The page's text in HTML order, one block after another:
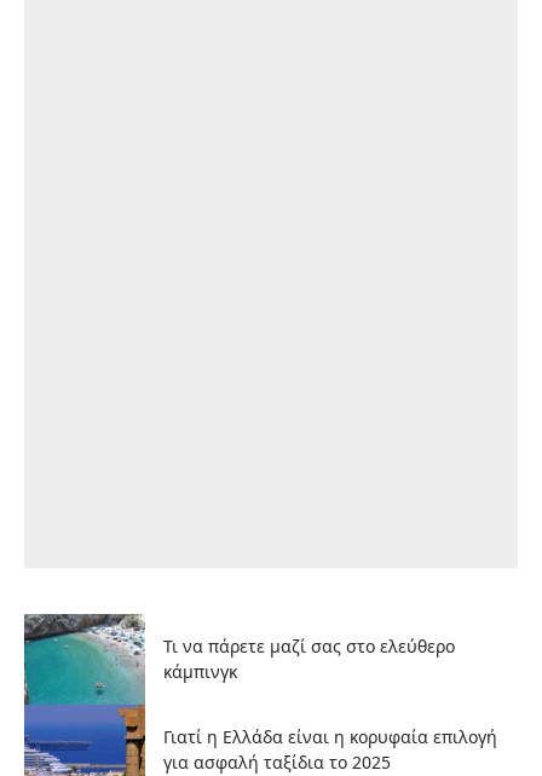
Τι να πάρετε μαζί σας στο ελεύθερο
κάμπινγκ
Γιατί η Ελλάδα είναι η κορυφαία επιλογή
για ασφαλή ταξίδια το 2025